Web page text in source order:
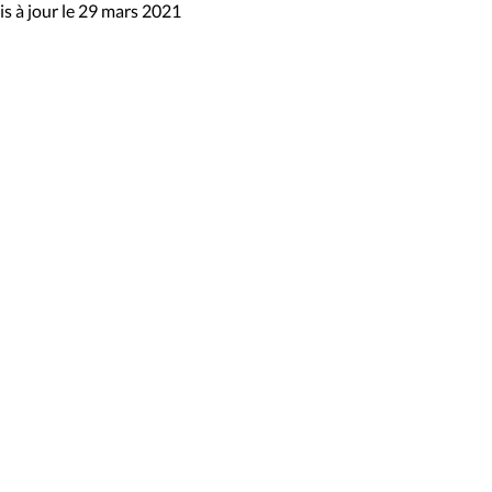
à jour le 29 mars 2021